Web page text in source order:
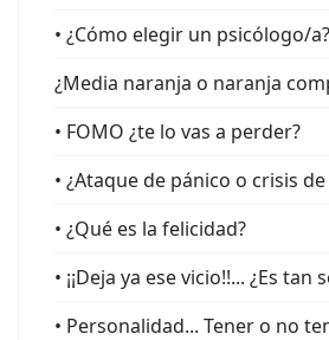
• ¿Cómo elegir un psicólogo/a?
¿Media naranja o naranja
• FOMO ¿te lo vas a perder?
• ¿Ataque de pánico o crisis
• ¿Qué es la felicidad?
• ¡¡Deja ya ese vicio!!... ¿Es tan
• Personalidad... Tener o no